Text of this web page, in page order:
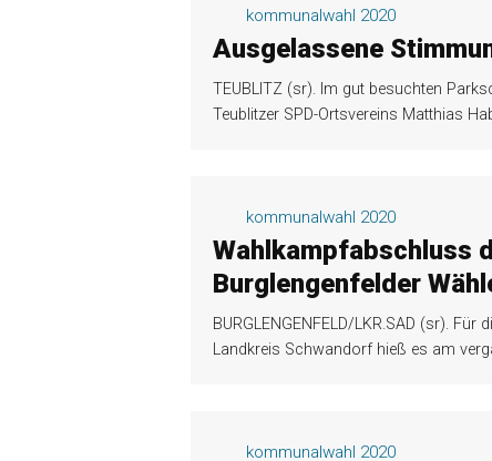
kommunalwahl 2020
Ausgelassene
TEUBLITZ (sr). Im gut besuchten
Teublitzer SPD-Ortsvereins Matthias
kommunalwahl 2020
Wahlkampfabschluss
Burglengenfelder
BURGLENGENFELD/LKR.SAD (sr).
Landkreis Schwandorf hieß es am
kommunalwahl 2020